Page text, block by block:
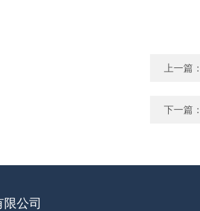
上一篇
下一篇
公司